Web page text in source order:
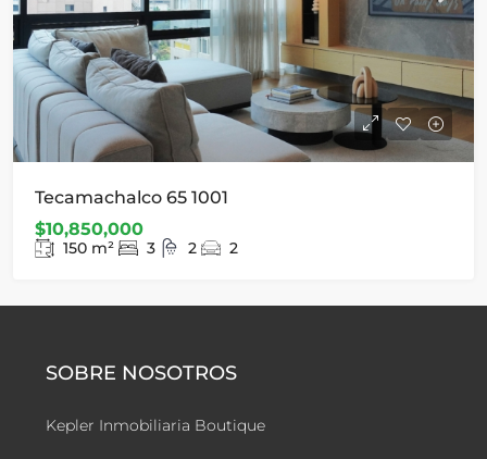
Tecamachalco 65 1001
$10,850,000
150 m² 3 2 2
SOBRE NOSOTROS
Kepler Inmobiliaria Boutique